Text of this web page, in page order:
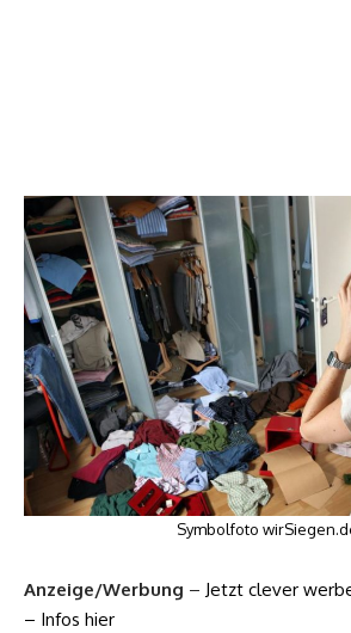
Symbolfoto
Anzeige/Werbung – Jetzt clever
– Infos hier